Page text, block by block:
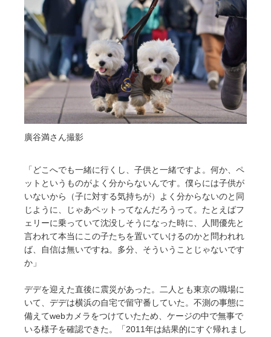
廣谷満さん撮影
「どこへでも一緒に行くし、子供と一緒ですよ。何か、ペ
ットというものがよく分からないんです。僕らには子供が
いないから（子に対する気持ちが）よく分からないのと同
じように、じゃあペットってなんだろうって。たとえばフ
ェリーに乗っていて沈没しそうになった時に、人間優先と
言われて本当にこの子たちを置いていけるのかと問われれ
ば、自信は無いですね。多分、そういうことじゃないです
か」
デデを迎えた直後に震災があった。二人とも東京の職場に
いて、デデは横浜の自宅で留守番していた。不測の事態に
備えてwebカメラをつけていたため、ケージの中で無事で
いる様子を確認できた。「2011年は結果的にすぐ帰れまし